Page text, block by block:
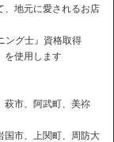
、地元に愛されるお店
ング士』資格取得
を使用します
萩市、阿武町、美祢
国市、上関町、周防大